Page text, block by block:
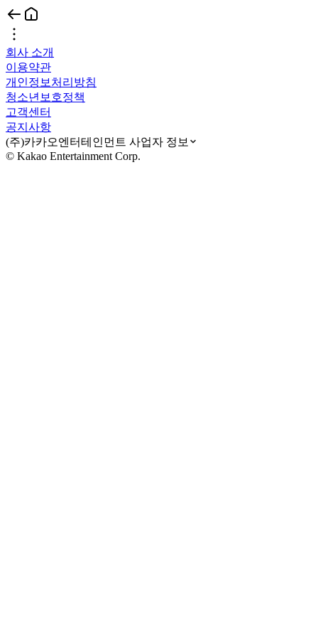
회사 소개
이용약관
개인정보처리방침
청소년보호정책
고객센터
공지사항
(주)카카오엔터테인먼트 사업자 정보
© Kakao Entertainment Corp.